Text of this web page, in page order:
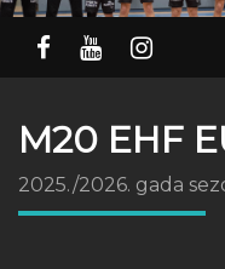
M20 EHF
2025./2026. gada